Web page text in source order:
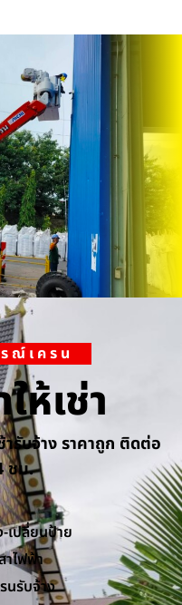
ณ์เครน
ห้เช่า
ช้ารับจ้าง ราคาถูก ติดต่อ
ชม.
เปลี่ยนป้าย
าไฟฟ้า
นรับจ้าง